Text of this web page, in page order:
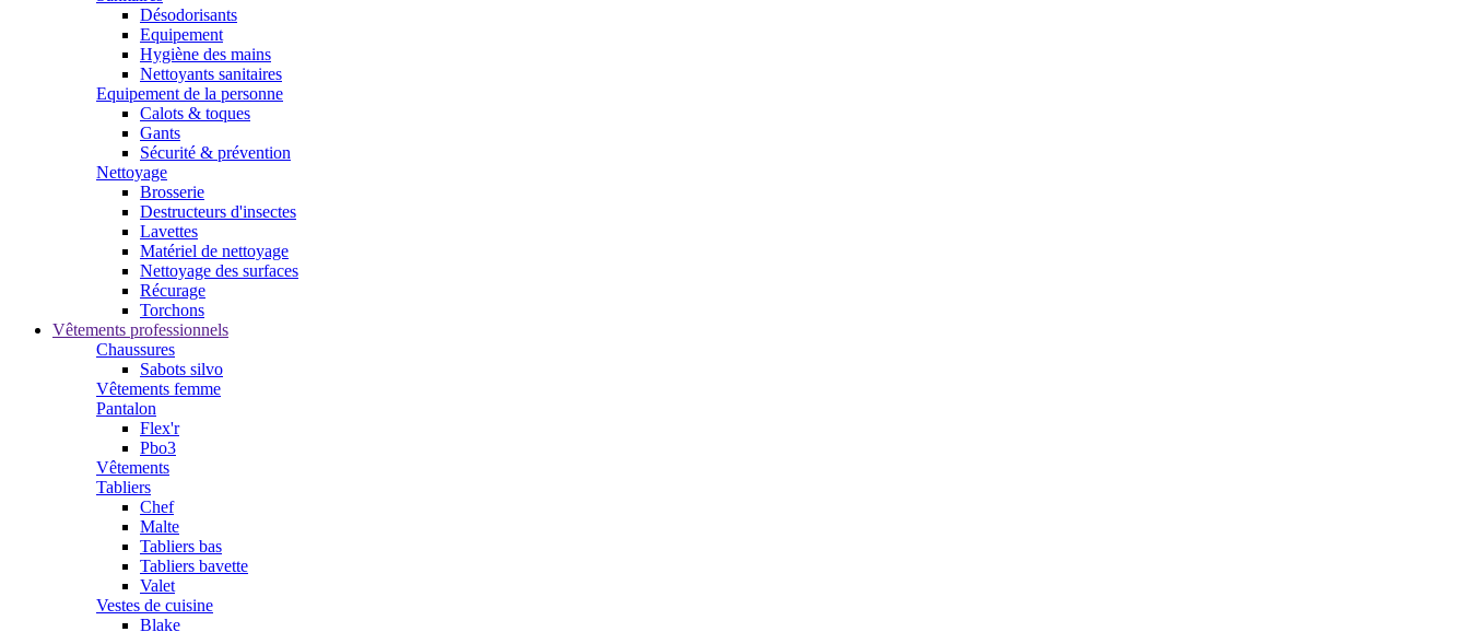
Désodorisants
Equipement
Hygiène des mains
Nettoyants sanitaires
Equipement de la personne
Calots & toques
Gants
Sécurité & prévention
Nettoyage
Brosserie
Destructeurs d'insectes
Lavettes
Matériel de nettoyage
Nettoyage des surfaces
Récurage
Torchons
Vêtements professionnels
Chaussures
Sabots silvo
Vêtements femme
Pantalon
Flex'r
Pbo3
Vêtements
Tabliers
Chef
Malte
Tabliers bas
Tabliers bavette
Valet
Vestes de cuisine
Blake